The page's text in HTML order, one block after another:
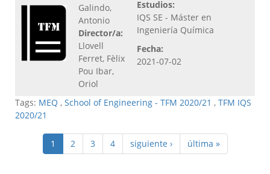
Galindo,
Antonio
Director/a:
Llovell
Ferret, Fèlix
Pou Ibar,
Oriol
Estudios:
IQS SE - Máster en
Ingeniería Química
Fecha:
2021-07-02
Tags: MEQ , School of Engineering - TFM 2020/21 , TFM IQS
2020/21
1 2 3 4 siguiente › última »